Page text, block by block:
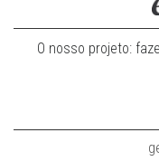
O nosso projeto: